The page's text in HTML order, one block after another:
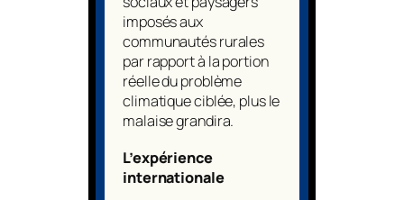
imposés aux
communautés rurales
par rapport à la portion
réelle du problème
climatique ciblée, plus le
malaise grandira.
L’expérience
internationale